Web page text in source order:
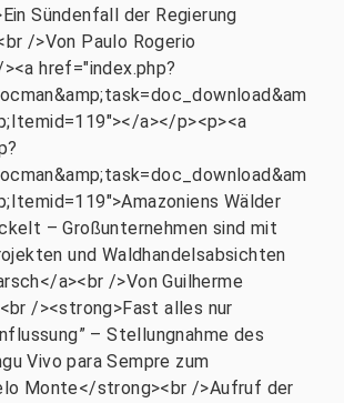
Sündenfall der Regierung
/>Von Paulo Rogerio
href="index.php?
a></p><p><a
Wälder
– Großunternehmen sind mit
und Waldhandelsabsichten
a><br />Von Guilherme
/><strong>Fast alles nur
– Stellungnahme des
Vivo para Sempre zum
Monte</strong><br />Aufruf der